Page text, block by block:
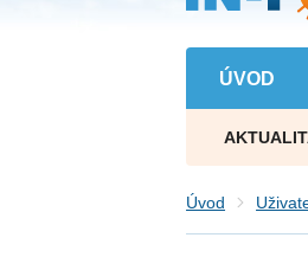
ÚVOD
Úvod